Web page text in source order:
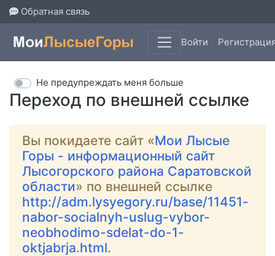
Обратная связь
Войти
Переход по внешней ссылке
Не предупреждать меня больше
Вы покидаете сайт «Мои Лысые
Горы - информационный сайт
Лысогорского района Саратовской
области» по внешней ссылке
http://adm.lysyegory.ru/base/11451-
nabor-socialnyh-uslug-vybor-
neobhodimo-sdelat-do-1-
oktjabrja.html.